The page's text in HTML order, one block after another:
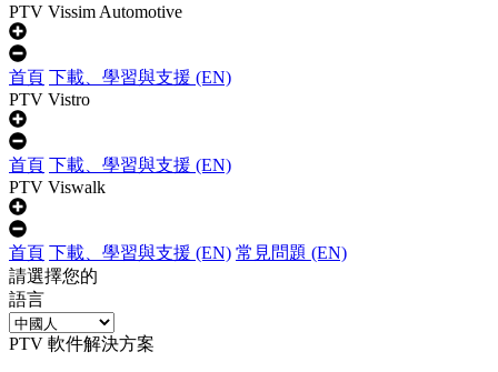
PTV Vissim Automotive
首頁 下載、學習與支援 (EN)
PTV Vistro
首頁 下載、學習與支援 (EN)
PTV Viswalk
首頁 下載、學習與支援 (EN) 常見問題 (EN)
請選擇您的
語言
PTV 軟件解決方案